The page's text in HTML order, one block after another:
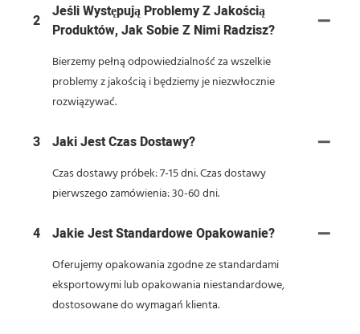
2
Jeśli Występują Problemy Z Jakością
Produktów, Jak Sobie Z Nimi Radzisz?
Bierzemy pełną odpowiedzialność za wszelkie
problemy z jakością i będziemy je niezwłocznie
rozwiązywać.
3 Jaki Jest Czas Dostawy?
Czas dostawy próbek: 7-15 dni. Czas dostawy
pierwszego zamówienia: 30-60 dni.
4 Jakie Jest Standardowe Opakowanie?
Oferujemy opakowania zgodne ze standardami
eksportowymi lub opakowania niestandardowe,
dostosowane do wymagań klienta.